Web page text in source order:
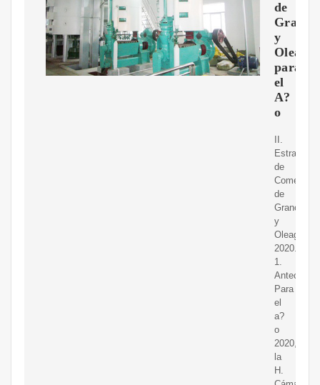
de
Granos
y
para
el
A?
o
Estrategia
de
de
Granos
y
2020.
1.
Para
el
a?
o
2020,
la
H.